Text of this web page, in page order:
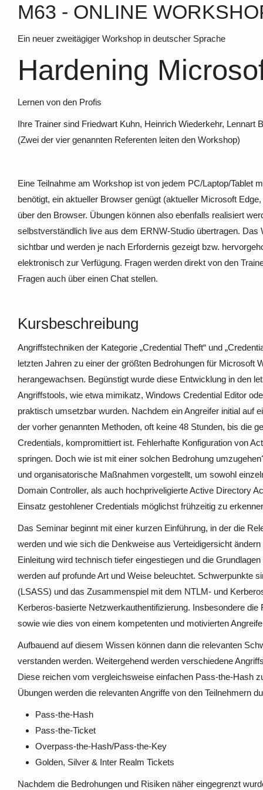
M63 - ONLINE
Ein neuer zweitägiger Workshop in deutscher Sprache
Hardening
Lernen von den Profis
Ihre Trainer sind Friedwart Kuhn, Heinrich Wiederkehr, Lennart
(Zwei der vier genannten Referenten leiten den Workshop)
Eine Teilnahme am Workshop ist von jedem PC/Laptop/Tablet
benötigt, ein aktueller Browser genügt (aktueller Microsoft
über den Browser. Übungen können also ebenfalls realisiert
selbstverständlich live aus dem ERNW-Studio übertragen.
sichtbar und werden je nach Erfordernis gezeigt bzw.
elektronisch zur Verfügung. Fragen werden direkt von den
Fragen auch über einen Chat stellen.
Kursbeschreibung
Angriffstechniken der Kategorie „Credential Theft“ und
letzten Jahren zu einer der größten Bedrohungen für Microsoft
herangewachsen. Begünstigt wurde diese Entwicklung in den
Angriffstools, wie etwa mimikatz, Windows Credential Editor
praktisch umsetzbar wurden. Nachdem ein Angreifer initial auf
der vorher genannten Methoden, oft keine 48 Stunden, bis die
Credentials, kompromittiert ist. Fehlerhafte Konfiguration von
springen. Doch wie ist mit einer solchen Bedrohung
und organisatorische Maßnahmen vorgestellt, um sowohl
Domain Controller, als auch hochpriveligierte Active Directory
Einsatz gestohlener Credentials möglichst frühzeitig zu
Das Seminar beginnt mit einer kurzen Einführung, in der die
werden und wie sich die Denkweise aus Verteidigersicht
Einleitung wird technisch tiefer eingestiegen und die
werden auf profunde Art und Weise beleuchtet. Schwerpunkte
(LSASS) und das Zusammenspiel mit dem NTLM- und
Kerberos-basierte Netzwerkauthentifizierung. Insbesondere
sowie wie dies von einem kompetenten und motivierten
Aufbauend auf diesem Wissen können dann die relevanten
verstanden werden. Weitergehend werden verschiedene
Diese reichen vom vergleichsweise einfachen Pass-the-Hash
Übungen werden die relevanten Angriffe von den Teilnehmern
Pass-the-Hash
Pass-the-Ticket
Overpass-the-Hash/Pass-the-Key
Golden, Silver & Inter Realm Tickets
Nachdem die Bedrohungen und Risiken näher eingegrenzt